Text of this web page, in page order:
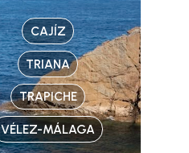
CAJÍZ
TRIANA
TRAPICHE
VÉLEZ-MÁLAGA